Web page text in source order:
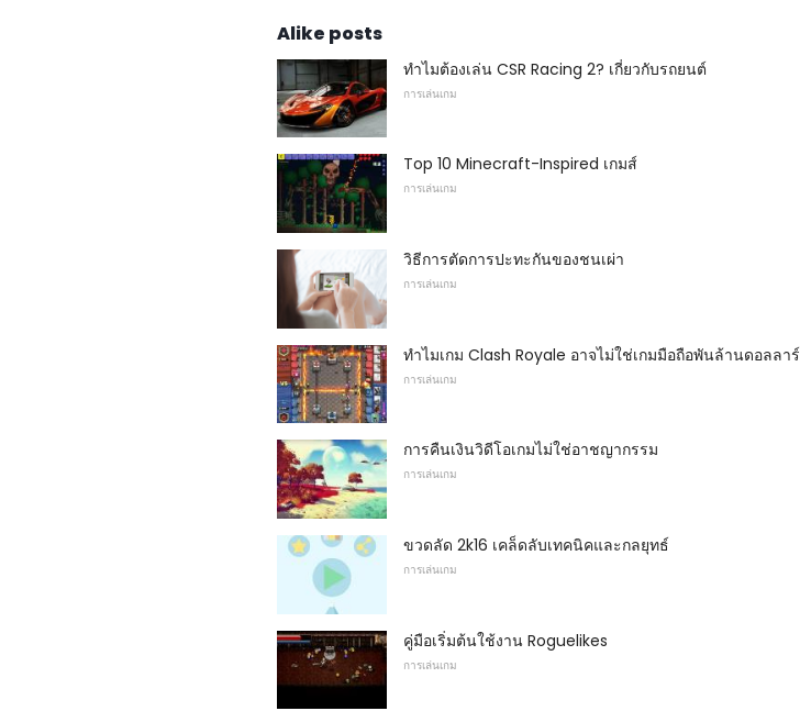
Alike posts
ทำไมต้องเล่น CSR Racing 2? เกี่ยวกับรถยนต์
การเล่นเกม
Top 10 Minecraft-Inspired เกมส์
การเล่นเกม
วิธีการตัดการปะทะกันของชนเผ่า
การเล่นเกม
ทำไมเกม Clash Royale อาจไม่ใช่เกมมือถือพันล้านดอลลาร์
การเล่นเกม
การคืนเงินวิดีโอเกมไม่ใช่อาชญากรรม
การเล่นเกม
ขวดลัด 2k16 เคล็ดลับเทคนิคและกลยุทธ์
การเล่นเกม
คู่มือเริ่มต้นใช้งาน Roguelikes
การเล่นเกม